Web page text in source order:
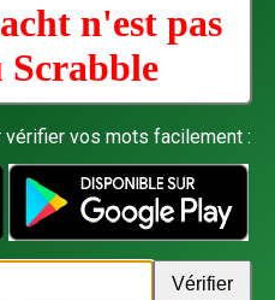
n'est pas
Scrabble
vos mots facilement :